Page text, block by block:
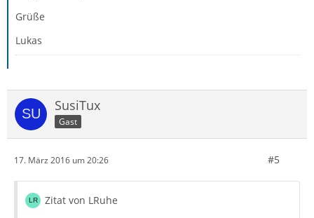
Grüße
Lukas
SusiTux
Gast
17. März 2016 um 20:26 #5
Zitat von LRuhe